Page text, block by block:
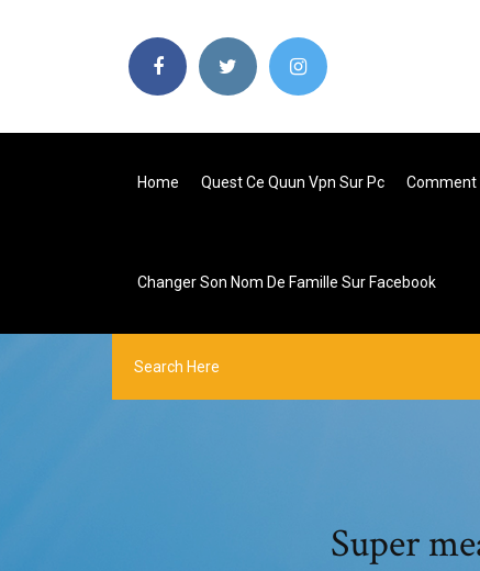
Home Quest Ce Quun Vpn Sur Pc Comment
Changer Son Nom De Famille Sur Facebook
Super